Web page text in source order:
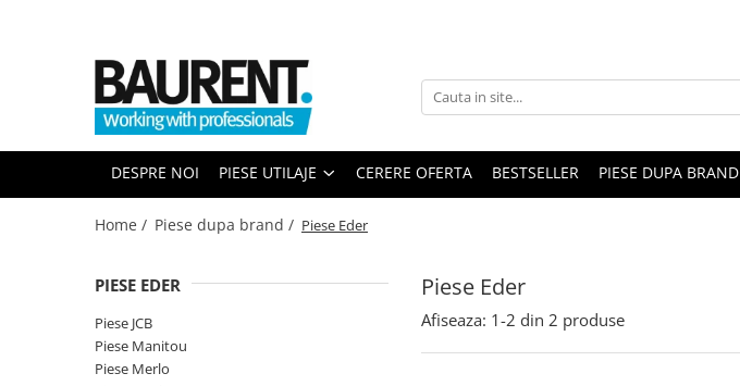
PIESE UTILAJE
Atasamente
Dinti cupa excavator
Furci stivuitor
Matura stivuitor
Plug deszapezire
PIESE DUPA BRAND
Piese Upright
Piese Multimarca
Acumulatori US Battery
Baterii Trojan
Piese Komatsu
Piese motor Cummins
Piese motor Hatz
DESPRE NOI PIESE UTILAJE CERERE OFERTA BESTSELLER PIESE DUPA BRAND
Home / Piese dupa brand / Piese Eder
Piese Eder
PIESE EDER
Piese JCB
Piese Manitou
Piese Merlo
Afiseaza: 1-2 din 2 produse